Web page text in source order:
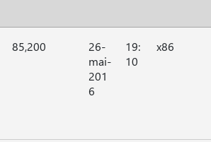
85,200
26-
mai-
201
6
19:
10
x86